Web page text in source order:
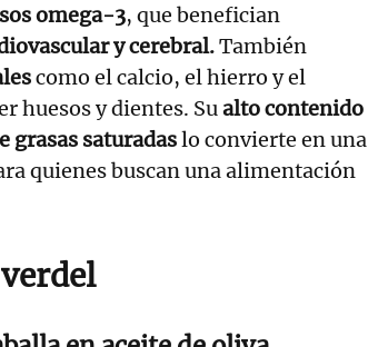
omega-3, que benefician
y cerebral.También
como el calcio, el hierro y el
huesos y dientes. Sualto contenido
grasas saturadaslo convierte en una
quienes buscan una alimentación